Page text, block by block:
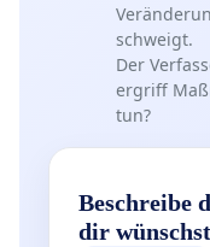
schweigt.
Der
ergriff
tun?
Beschreibe
dir wünschst